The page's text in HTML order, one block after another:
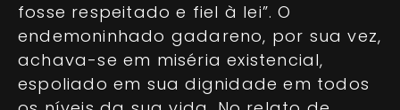
fosse respeitado e fiel à lei”. O
endemoninhado gadareno, por sua vez,
achava-se em miséria existencial,
espoliado em sua dignidade em todos